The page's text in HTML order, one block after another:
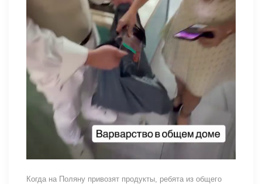
Когда на Поляну привозят продукты, ребята из общего